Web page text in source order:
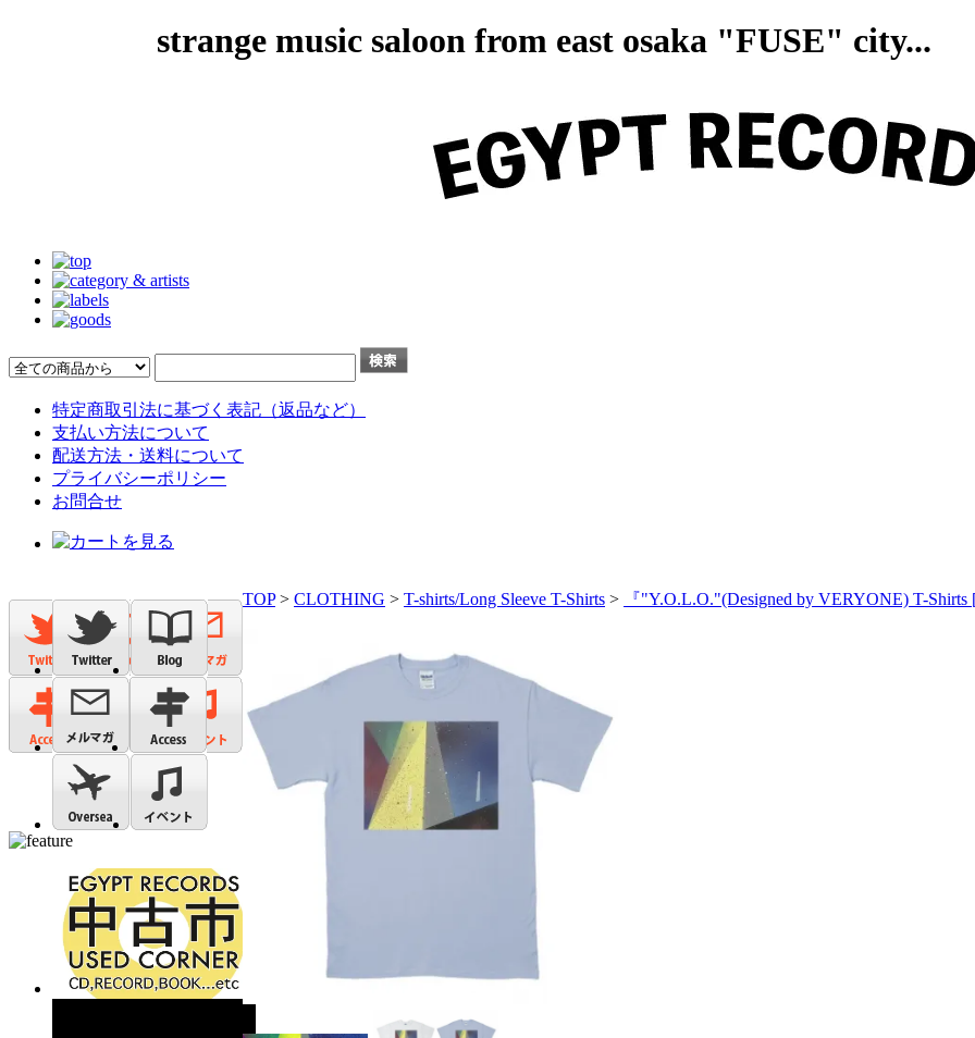
strange music saloon from east osaka "FUSE"
特定商取引法に基づく表記（返品など）
支払い方法について
配送方法・送料について
プライバシーポリシー
お問合せ
TOP> CLOTHING > T-shirts/Long Sleeve T-Shirts > 『"Y.O.L.O."(Designed by VERYONE) T-